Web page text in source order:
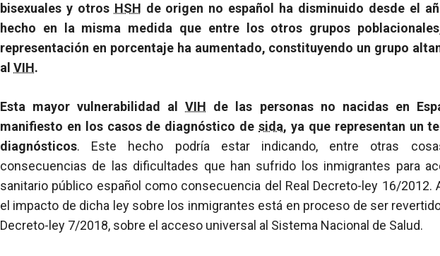
bisexuales y otros HSH de origen no español ha disminuido desde el
hecho en la misma medida que entre los otros grupos
representación en porcentaje ha aumentado, constituyendo un grupo
al VIH.
Esta mayor vulnerabilidad alVIH de las personas no nacidas en
manifiesto en los casos de diagnóstico desida, ya que representan un
diagnósticos. Este hecho podría estar indicando, entre otras
consecuencias de las dificultades que han sufrido los inmigrantes para
sanitario público español como consecuencia del Real Decreto-ley 16/2012.
el impacto de dicha ley sobre los inmigrantes está en proceso de ser
Decreto-ley 7/2018, sobre el acceso universal al Sistema Nacional de Salud.